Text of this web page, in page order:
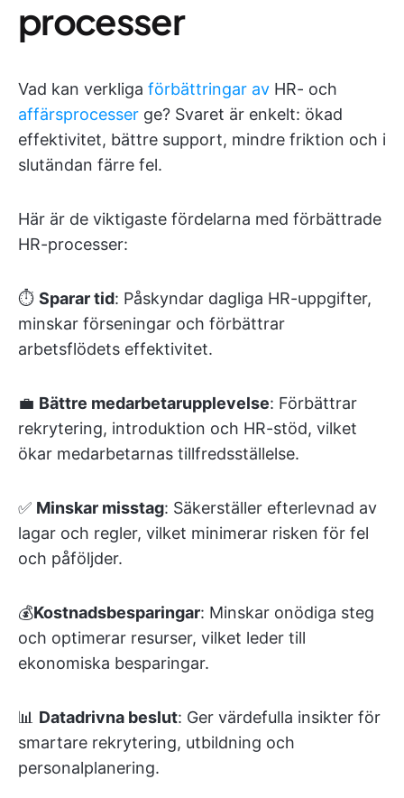
processer
Vad kan verkliga förbättringar av HR- och
affärsprocesser ge? Svaret är enkelt: ökad
effektivitet, bättre support, mindre friktion och i
slutändan färre fel.
Här är de viktigaste fördelarna med förbättrade
HR-processer:
⏱️ Sparar tid: Påskyndar dagliga HR-uppgifter,
minskar förseningar och förbättrar
arbetsflödets effektivitet.
💼 Bättre medarbetarupplevelse: Förbättrar
rekrytering, introduktion och HR-stöd, vilket
ökar medarbetarnas tillfredsställelse.
✅ Minskar misstag: Säkerställer efterlevnad av
lagar och regler, vilket minimerar risken för fel
och påföljder.
💰Kostnadsbesparingar: Minskar onödiga steg
och optimerar resurser, vilket leder till
ekonomiska besparingar.
📊 Datadrivna beslut: Ger värdefulla insikter för
smartare rekrytering, utbildning och
personalplanering.